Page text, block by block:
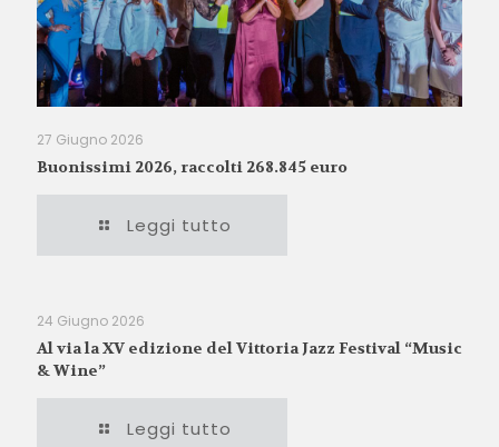
27 Giugno 2026
Buonissimi 2026, raccolti 268.845 euro
Leggi tutto
24 Giugno 2026
Al via la XV edizione del Vittoria Jazz Festival “Music
& Wine”
Leggi tutto